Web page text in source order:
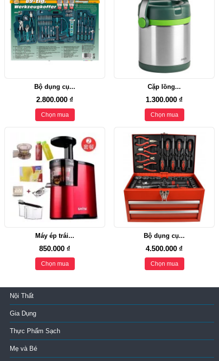
Bộ dụng cụ...
2.800.000 ₫
Chọn mua
Cặp lồng...
1.300.000 ₫
Chọn mua
Máy ép trái...
850.000 ₫
Chọn mua
Bộ dụng cụ...
4.500.000 ₫
Chọn mua
Nội Thất
Gia Dụng
Thực Phẩm Sạch
Mẹ và Bé